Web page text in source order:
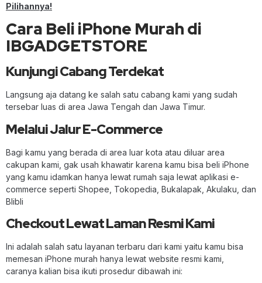
Pilihannya!
Cara Beli iPhone Murah di
IBGADGETSTORE
Kunjungi Cabang Terdekat
Langsung aja datang ke salah satu cabang kami yang sudah
tersebar luas di area Jawa Tengah dan Jawa Timur.
Melalui Jalur E-Commerce
Bagi kamu yang berada di area luar kota atau diluar area
cakupan kami, gak usah khawatir karena kamu bisa beli iPhone
yang kamu idamkan hanya lewat rumah saja lewat aplikasi e-
commerce seperti Shopee, Tokopedia, Bukalapak, Akulaku, dan
Blibli
Checkout Lewat Laman Resmi Kami
Ini adalah salah satu layanan terbaru dari kami yaitu kamu bisa
memesan iPhone murah hanya lewat website resmi kami,
caranya kalian bisa ikuti prosedur dibawah ini: